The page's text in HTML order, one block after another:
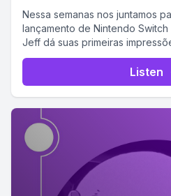
Nessa semanas nos juntamos
lançamento de Nintendo Switch
Jeff dá suas primeiras
Listen